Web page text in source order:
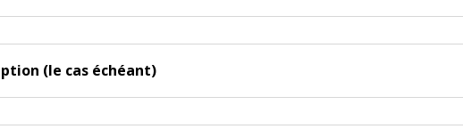
(le cas échéant)